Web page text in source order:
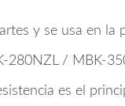
y se usa en la
280NZL / MBK-
es el